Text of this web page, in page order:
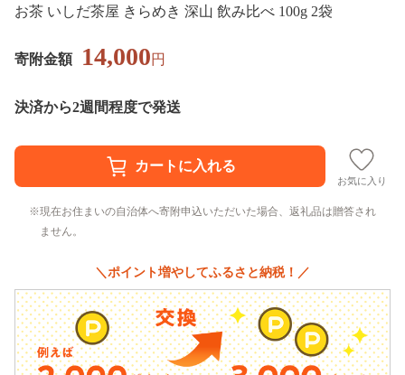
お茶 いしだ茶屋 きらめき 深山 飲み比べ 100g 2袋
寄附金額 14,000円
決済から2週間程度で発送
お気に入り
現在お住まいの自治体へ寄附申込いただいた場合、返礼品は贈答され
ません。
＼ポイント増やしてふるさと納税！／